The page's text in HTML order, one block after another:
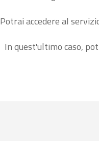
Potrai accedere al
In quest'ultimo caso,